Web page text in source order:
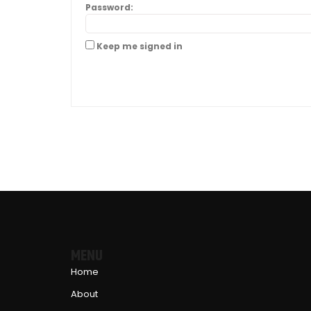
Password:
Keep me signed in
Home
About